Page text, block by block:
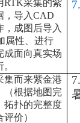
RTK采集的紫
，导入CAD
，成图后导入
属性、进行
成面向真实场
集而来紫金港
（根据地图完
拓扑的完整度
价）